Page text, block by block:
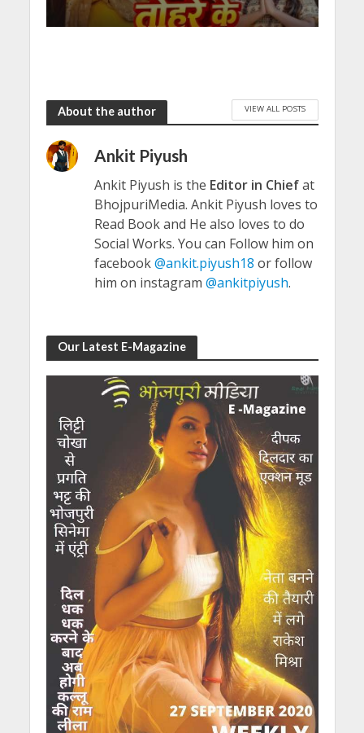
About the author VIEW ALL POSTS
Ankit Piyush
Ankit Piyush is the Editor in Chiefat
BhojpuriMedia. Ankit Piyush loves to
Read Book and He also loves to do
Social Works. You can Follow him on
facebook@ankit.piyush18 or follow
him on instagram @ankitpiyush.
Our Latest E-Magazine